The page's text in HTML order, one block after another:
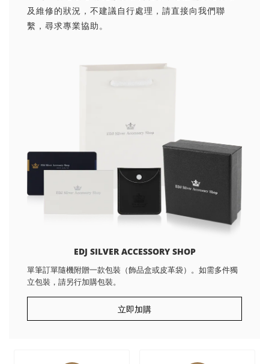
及維修的狀況，不建議自行處理，請直接向我們聯
繫，尋求專業協助。
EDJ SILVER ACCESSORY SHOP
單筆訂單隨機附贈一款包裝（飾品盒或皮革袋）。如需多件獨
立包裝，請另行加購包裝。
立即加購